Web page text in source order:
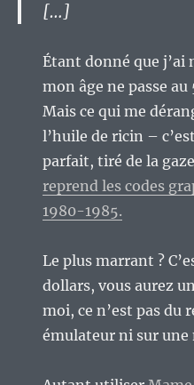
[…]
Étant donné que j’ai
mon âge ne passe
Mais ce qui me
l’huile de ricin –
parfait, tiré de la
reprend les codes
1980-1985.
Le plus marrant ?
dollars, vous aurez
moi, ce n’est pas
émulateur ni sur une